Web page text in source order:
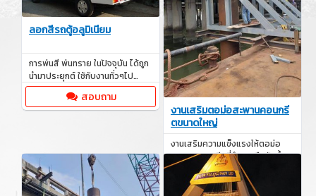
ลอกสีรถตู้อลูมิเนียม
การพ่นสี พ่นทราย ในปัจจุบัน ได้ถูก
นำมาประยุกต์ ใช้กับงานทั่วๆไป
อย่างแพร่หลาย
สอบถาม
งานเสริมตอม่อสะพานคอนกรี
ตขนาดใหญ่
งานเสริมความแข็งแรงให้ตอม่อ
สะพานคอนกรีตที่ชำรุดหรือรับน้ำ
หนักเพิ่ม โดยใช้เทคนิคหุ้มเหล็ก
(Steel Jacketing) หรือหุ้มคาร์บอน
สอบถาม